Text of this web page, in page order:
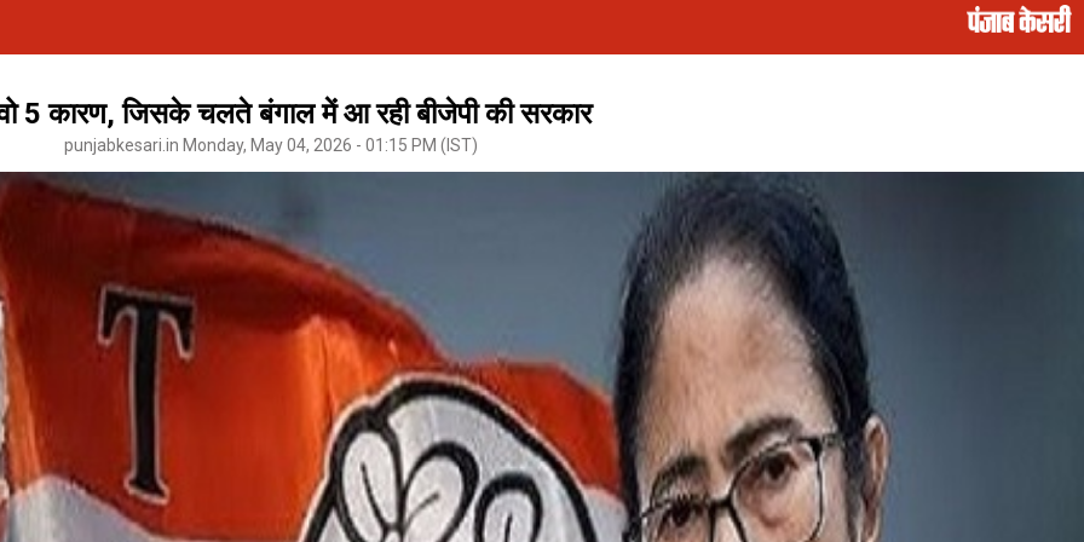
5 कारण, जिसके चलते बंगाल में आ रही बीजेपी की सरकार
punjabkesari.in Monday, May 04, 2026 - 01:15 PM (IST)